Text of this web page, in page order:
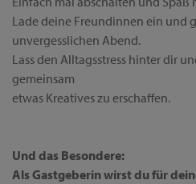
Lade deine Freundinnen ein und
unvergesslichen Abend.
Lass den Alltagsstress hinter dir
gemeinsam
etwas Kreatives zu erschaffen.
Und das Besondere:
Als Gastgeberin wirst du für